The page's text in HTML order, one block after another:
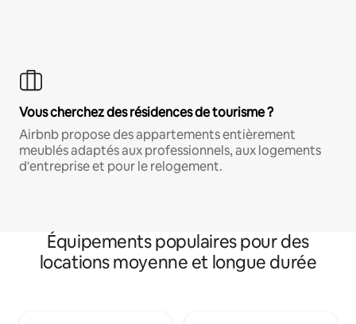
Vous cherchez des résidences de tourisme ?
Airbnb propose des appartements entièrement
meublés adaptés aux professionnels, aux logements
d'entreprise et pour le relogement.
Équipements populaires pour des
locations moyenne et longue durée